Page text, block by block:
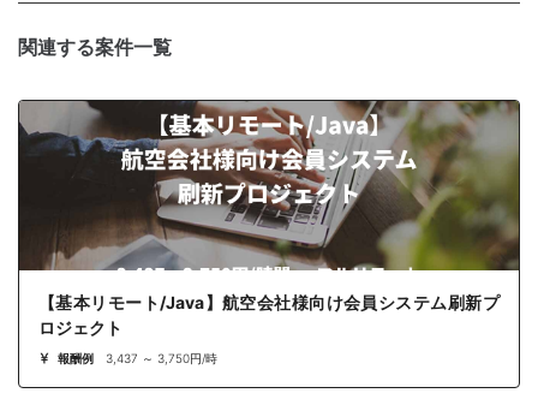
関連する案件一覧
【基本リモート/Java】航空会社様向け会員システム刷新プ
ロジェクト
報酬例 3,437 ～ 3,750円/時